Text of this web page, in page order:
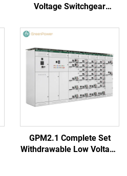
Voltage Switchgear
GPM2.1 Complete Set
Withdrawable Low Voltage